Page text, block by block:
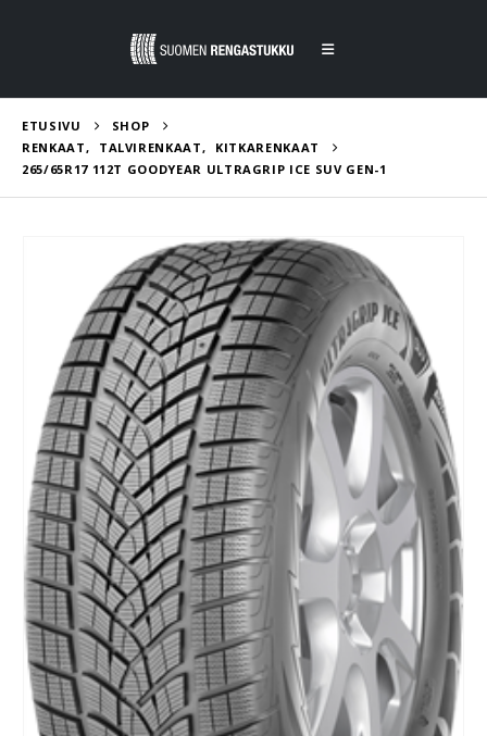
ETUSIVU
SHOP
RENKAAT, TALVIRENKAAT,
KITKARENKAAT
265/65R17 112T GOODYEAR ULTRAGRIP ICE SUV GEN-1